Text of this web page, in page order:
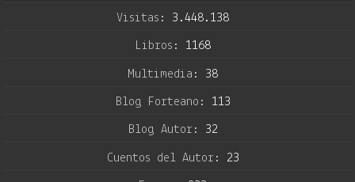
Visitas: 3.448.138
Libros: 1168
Multimedia: 38
Blog Forteano: 113
Blog Autor: 32
Cuentos del Autor: 23